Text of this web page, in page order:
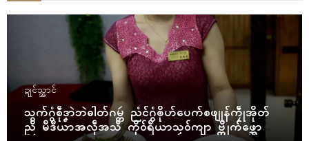
ဍုၚ်သ္အာၚ်
သွက်ဂွံစဵုဒၞာဲဘဲဓါတ်ဂမ္တဴ ညံၚ်ဂွံၜိုဟ်ပေက်စဖျုန်ကၠဵုအိုတ်
ညိ မဳဒဳယာအလဵုအသဳ ကိုဝ်ရဳယာသၟဝ်ကျာ ဗ္တိုက်ဖ္အော